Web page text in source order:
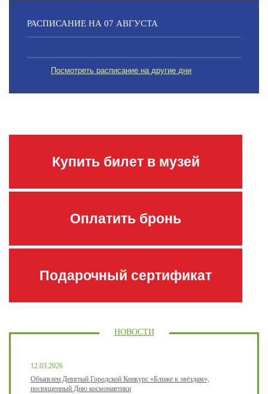
РАСПИСАНИЕ НА 07 АВГУСТА
Посмотреть расписание на другие дни
Купить билет в музей
Оплатить бронь
Подарочный сертификат
НОВОСТИ
12.03.2026
Объявлен Девятый Городской Конкурс «Ближе к звёздам»,
посвященный Дню космонавтики